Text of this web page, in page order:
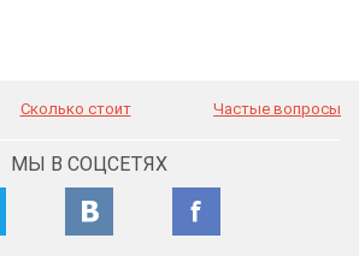
Сколько стоит Частые вопросы
МЫ В СОЦСЕТЯХ